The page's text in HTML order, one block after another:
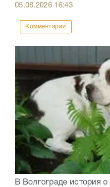
05.08.2026 16:43
Комментарии
В Волгограде история